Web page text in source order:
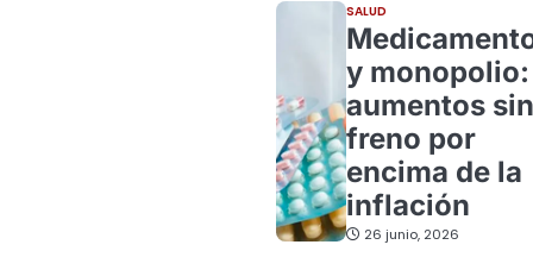
SALUD
y monopolio:
aumentos sin
freno por
encima de la
inflación
26 junio, 2026